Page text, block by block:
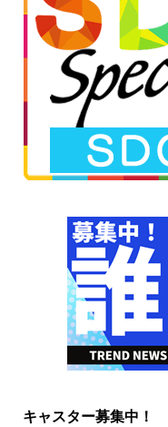
キャスター募集中！